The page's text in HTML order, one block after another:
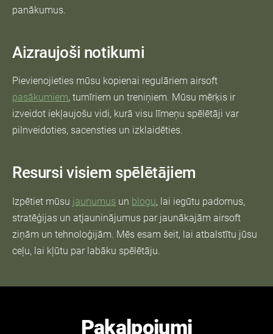
panākumus.
Aizraujoši notikumi
Pievienojieties mūsu kopienai regulāriem airsoft
pasākumiem, turnīriem un treniņiem. Mūsu mērķis ir
izveidot iekļaujošu vidi, kurā visu līmeņu spēlētāji var
pilnveidoties, sacensties un izklaidēties.
Resursi visiem spēlētājiem
Izpētiet mūsu jaunumus un blogu, lai iegūtu padomus,
stratēģijas un atjauninājumus par jaunākajām airsoft
ziņām un tehnoloģijām. Mēs esam šeit, lai atbalstītu jūsu
ceļu, lai kļūtu par labāku spēlētāju.
Pakalpojumi